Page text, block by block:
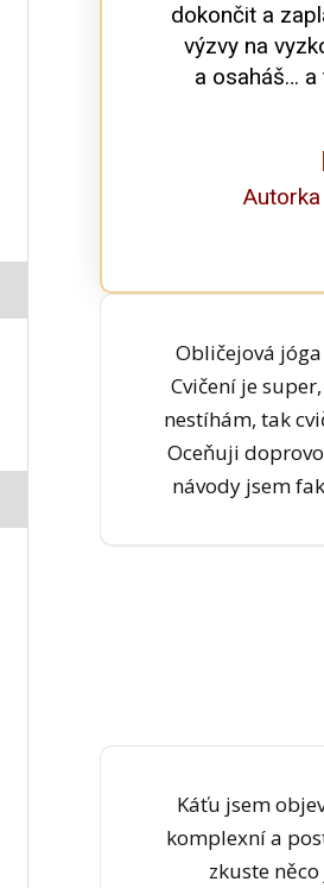
dokončit a
výzvy na
a osaháš… a
Autorka
Obličejová
Cvičení je
nestíhám, tak
Oceňuji
návody jsem
Káťu jsem
komplexní a
zkuste